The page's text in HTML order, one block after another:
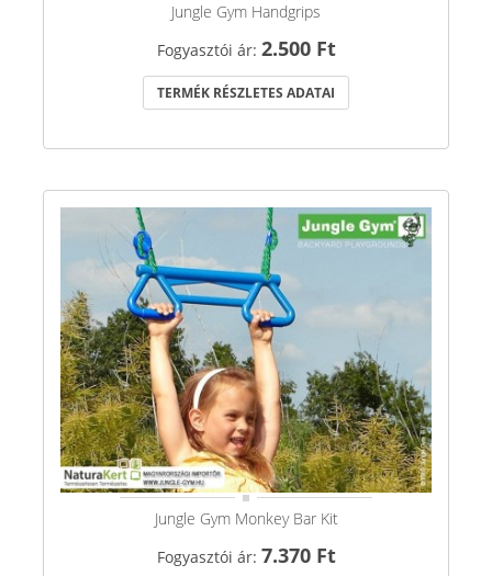
Jungle Gym Handgrips
Fogyasztói ár: 2.500 Ft
TERMÉK RÉSZLETES ADATAI
Jungle Gym Monkey Bar Kit
Fogyasztói ár: 7.370 Ft